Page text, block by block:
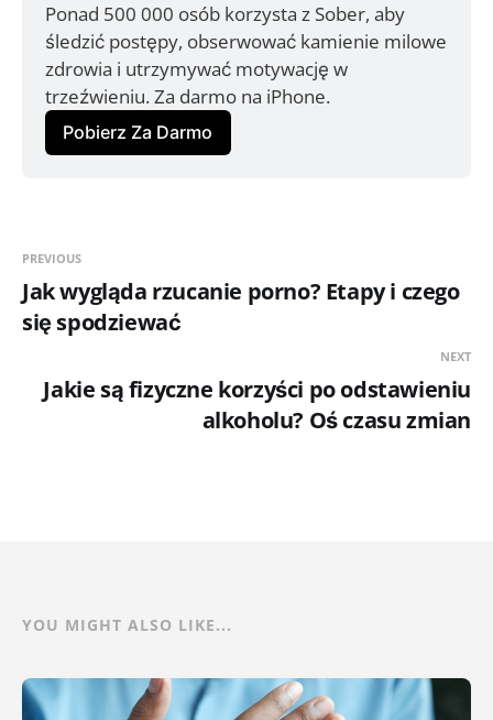
Ponad 500 000 osób korzysta z Sober, aby
śledzić postępy, obserwować kamienie milowe
zdrowia i utrzymywać motywację w
trzeźwieniu. Za darmo na iPhone.
Pobierz Za Darmo
PREVIOUS
Jak wygląda rzucanie porno? Etapy i czego
się spodziewać
NEXT
Jakie są fizyczne korzyści po odstawieniu
alkoholu? Oś czasu zmian
YOU MIGHT ALSO LIKE...